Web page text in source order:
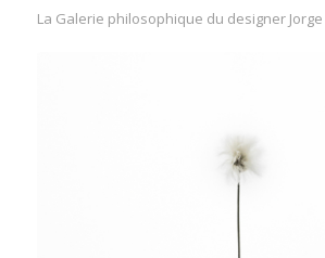
La Galerie philosophique du designer